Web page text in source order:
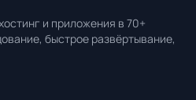
и приложения в 70+
быстрое развёртывание,